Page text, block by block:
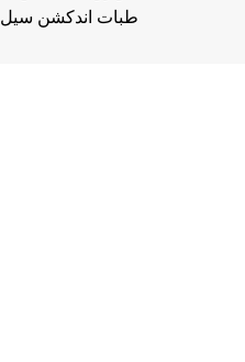
طبات اندكشن سيل